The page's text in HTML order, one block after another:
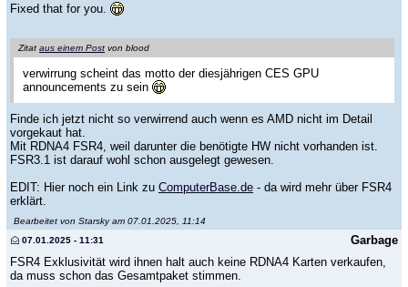
Fixed that for you.
Zitat aus einem Post von blood
verwirrung scheint das motto der diesjährigen CES GPU
announcements zu sein
Finde ich jetzt nicht so verwirrend auch wenn es AMD nicht im Detail
vorgekaut hat.
Mit RDNA4 FSR4, weil darunter die benötigte HW nicht vorhanden ist.
FSR3.1 ist darauf wohl schon ausgelegt gewesen.
EDIT: Hier noch ein Link zu ComputerBase.de - da wird mehr über FSR4
erklärt.
Bearbeitet von Starsky am 07.01.2025, 11:14
Garbage
07.01.2025 - 11:31
FSR4 Exklusivität wird ihnen halt auch keine RDNA4 Karten verkaufen,
da muss schon das Gesamtpaket stimmen.